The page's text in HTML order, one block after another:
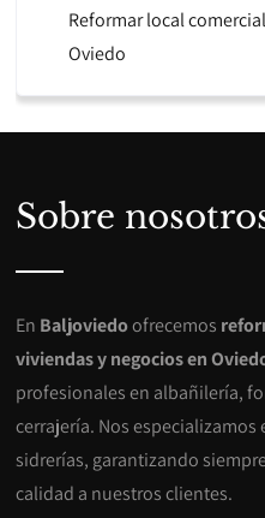
Reformar local
Oviedo
Sobre
En Baljoviedoofrecemos
viviendas y negocios en
profesionales en albañilería,
cerrajería. Nos
sidrerías, garantizando
calidad a nuestros clientes.